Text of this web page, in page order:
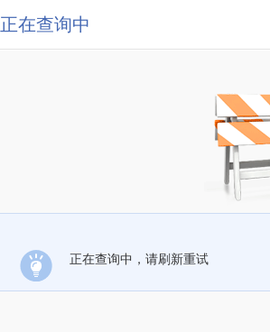
正在查询中
正在查询中，请刷新重试